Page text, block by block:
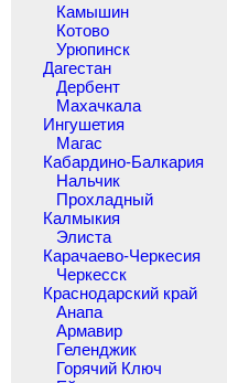
Камышин
Котово
Урюпинск
Дагестан
Дербент
Махачкала
Ингушетия
Магас
Кабардино-Балкария
Нальчик
Прохладный
Калмыкия
Элиста
Карачаево-Черкесия
Черкесск
Краснодарский край
Анапа
Армавир
Геленджик
Горячий Ключ